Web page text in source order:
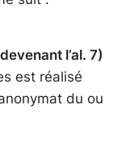
l’al. 7)
est réalisé
du ou